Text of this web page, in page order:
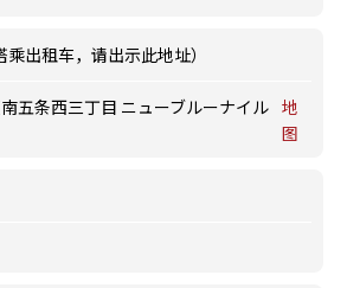
出租车，请出示此地址）
五条西三丁目 ニューブルーナイル 地
图